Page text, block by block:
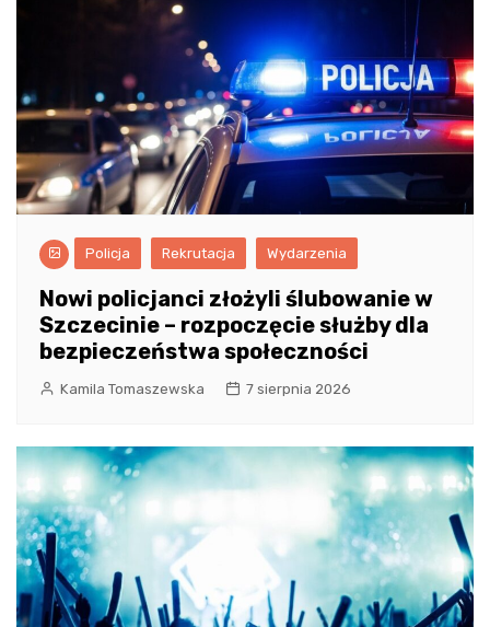
Policja Rekrutacja Wydarzenia
Nowi policjanci złożyli ślubowanie w
Szczecinie – rozpoczęcie służby dla
bezpieczeństwa społeczności
Kamila Tomaszewska 7 sierpnia 2026